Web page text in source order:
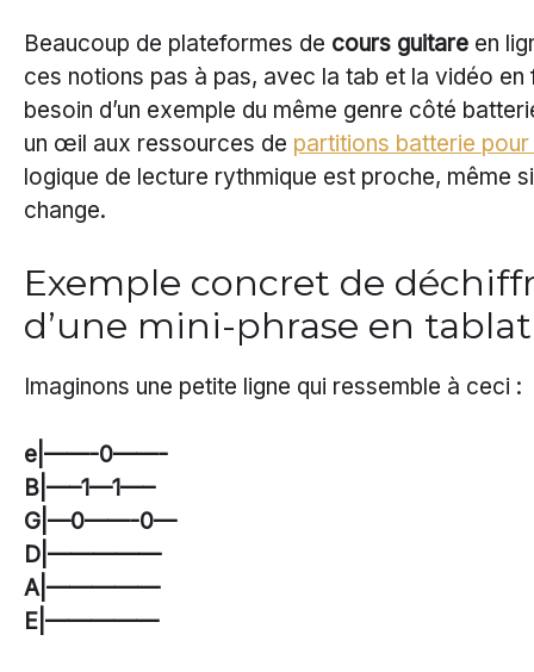
Beaucoup de plateformes de cours guitare en
ces notions pas à pas, avec la tab et la vidéo en
besoin d’un exemple du même genre côté
un œil aux ressources de partitions batterie
logique de lecture rythmique est proche, même
change.
Exemple concret de
d’une mini-phrase en
Imaginons une petite ligne qui ressemble à ceci :
e|——-0——-
B|—–1—1—–
G|—0——-0—
D|—————
A|—————
E|—————